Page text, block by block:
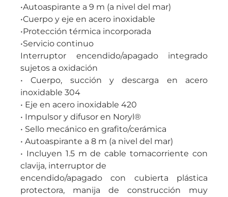
•Autoaspirante a 9 m (a nivel del mar)
•Cuerpo y eje en acero inoxidable
•Protección térmica incorporada
•Servicio continuo
Interruptor encendido/apagado integrado
sujetos a oxidación
• Cuerpo, succión y descarga en acero
inoxidable 304
• Eje en acero inoxidable 420
• Impulsor y difusor en Noryl®
• Sello mecánico en grafito/cerámica
• Autoaspirante a 8 m (a nivel del mar)
• Incluyen 1.5 m de cable tomacorriente con
clavija, interruptor de
encendido/apagado con cubierta plástica
protectora, manija de construcción muy